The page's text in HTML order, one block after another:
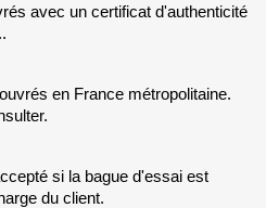
avec un certificat d'authenticité
en France métropolitaine.
si la bague d'essai est
du client.